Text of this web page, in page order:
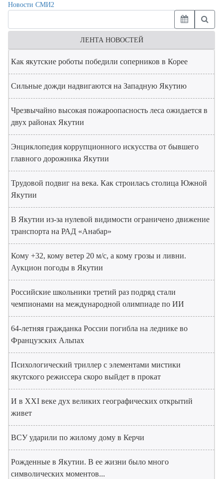
Новости СМИ2
ЛЕНТА НОВОСТЕЙ
Как якутские роботы победили соперников в Корее
Сильные дожди надвигаются на Западную Якутию
Чрезвычайно высокая пожароопасность леса ожидается в
двух районах Якутии
Энциклопедия коррупционного искусства от бывшего
главного дорожника Якутии
Трудовой подвиг на века. Как строилась столица Южной
Якутии
В Якутии из-за нулевой видимости ограничено движение
транспорта на РАД «Анабар»
Кому +32, кому ветер 20 м/с, а кому грозы и ливни.
Аукцион погоды в Якутии
Российские школьники третий раз подряд стали
чемпионами на международной олимпиаде по ИИ
64-летняя гражданка России погибла на леднике во
Французских Альпах
Психологический триллер с элементами мистики
якутского режиссера скоро выйдет в прокат
И в XXI веке дух великих географических открытий
живет
ВСУ ударили по жилому дому в Керчи
Рожденные в Якутии. В ее жизни было много
символических моментов...